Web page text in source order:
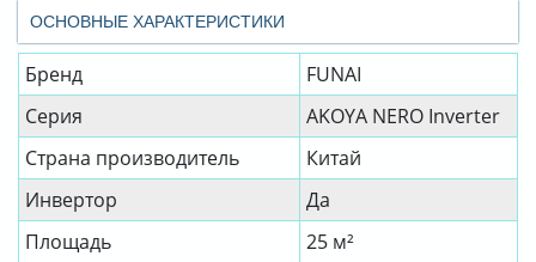
ОСНОВНЫЕ ХАРАКТЕРИСТИКИ
Бренд
FUNAI
Серия
AKOYA NERO Inverter
Страна производитель
Китай
Инвертор
Да
Площадь
25 м²